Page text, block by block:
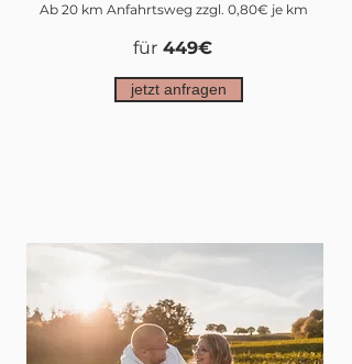
Ab 20 km Anfahrtsweg zzgl. 0,80€ je km
für 449€
jetzt anfragen